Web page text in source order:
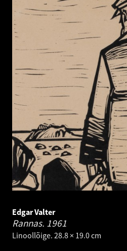
Edgar Valter
Rannas. 1961
Linoollõige. 28.8 × 19.0 cm